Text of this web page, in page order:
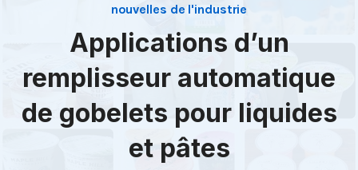
nouvelles de l'industrie
Applications d’un
remplisseur automatique
de gobelets pour liquides
et pâtes